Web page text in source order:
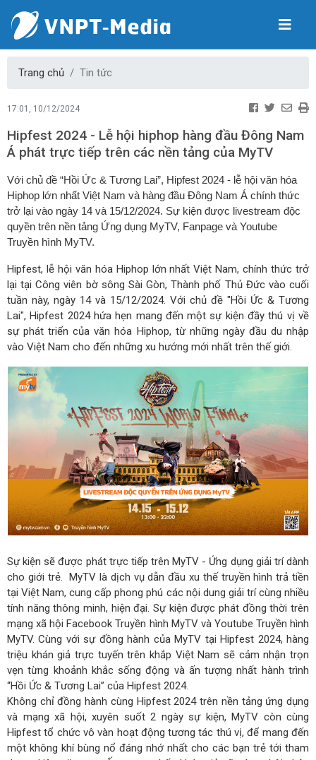
Trang chủ Tin tức
17:01, 10/12/2024
Hipfest 2024 - Lễ hội hiphop hàng đầu Đông Nam
Á phát trực tiếp trên các nền tảng của MyTV
Với chủ đề “Hồi Ức & Tương Lai”, Hipfest 2024 - lễ hội văn hóa
Hiphop lớn nhất Việt Nam và hàng đầu Đông Nam Á chính thức
trở lại vào ngày 14 và 15/12/2024. Sự kiện được livestream độc
quyền trên nền tảng Ứng dụng MyTV, Fanpage và Youtube
Truyền hình MyTV.
Hipfest, lễ hội văn hóa Hiphop lớn nhất Việt Nam, chính thức trở
lại tại Công viên bờ sông Sài Gòn, Thành phố Thủ Đức vào cuối
tuần này, ngày 14 và 15/12/2024. Với chủ đề "Hồi Ức & Tương
Lai", Hipfest 2024 hứa hẹn mang đến một sự kiện đầy thú vị về
sự phát triển của văn hóa Hiphop, từ những ngày đầu du nhập
vào Việt Nam cho đến những xu hướng mới nhất trên thế giới.
Sự kiện sẽ được phát trực tiếp trên MyTV - Ứng dụng giải trí dành
cho giới trẻ. MyTV là dịch vụ dẫn đầu xu thế truyền hình trả tiền
tại Việt Nam, cung cấp phong phú các nội dung giải trí cùng nhiều
tính năng thông minh, hiện đại. Sự kiện được phát đồng thời trên
mạng xã hội Facebook Truyền hình MyTV và Youtube Truyền hình
MyTV. Cùng với sự đồng hành của MyTV tại Hipfest 2024, hàng
triệu khán giả trực tuyến trên khắp Việt Nam sẽ cảm nhận trọn
vẹn từng khoảnh khắc sống động và ấn tượng nhất hành trình
“Hồi Ức & Tương Lai” của Hipfest 2024.
Không chỉ đồng hành cùng Hipfest 2024 trên nền tảng ứng dụng
và mạng xã hội, xuyên suốt 2 ngày sự kiện, MyTV còn cùng
Hipfest tổ chức vô vàn hoạt động tương tác thú vị, để mang đến
một không khí bùng nổ đáng nhớ nhất cho các bạn trẻ tới tham